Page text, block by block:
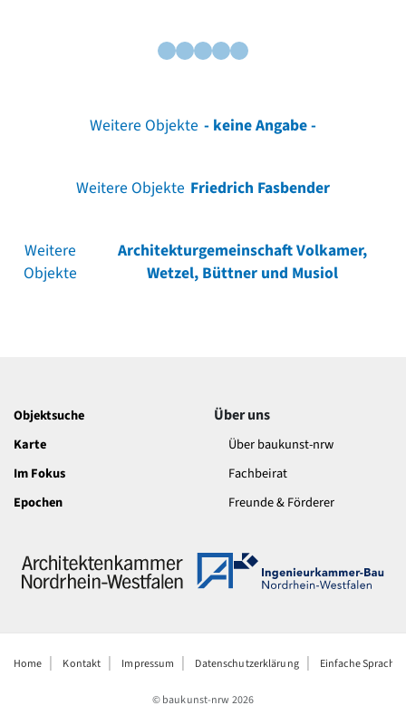
Weitere Objekte - keine Angabe -
Weitere Objekte Friedrich Fasbender
Weitere
Objekte
Architekturgemeinschaft Volkamer,
Wetzel, Büttner und Musiol
Objektsuche
Karte
Im Fokus
Epochen
Über uns
Über baukunst-nrw
Fachbeirat
Freunde & Förderer
Home Kontakt Impressum Datenschutzerklärung Einfache Sprache
© baukunst-nrw2026